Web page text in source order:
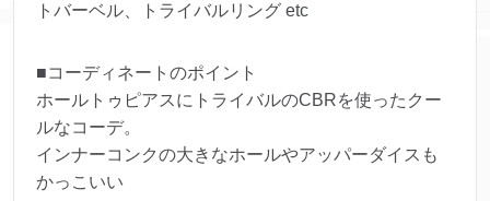
トバーベル、トライバルリング etc
■コーディネートのポイント
ホールトゥピアスにトライバルのCBRを使ったクー
ルなコーデ。
インナーコンクの大きなホールやアッパーダイスも
かっこいい